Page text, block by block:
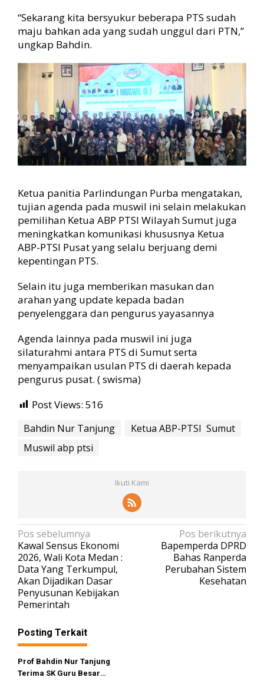
“Sekarang kita bersyukur beberapa PTS sudah
maju bahkan ada yang sudah unggul dari PTN,”
ungkap Bahdin.
Ketua panitia Parlindungan Purba mengatakan,
tujian agenda pada muswil ini selain melakukan
pemilihan Ketua ABP PTSI Wilayah Sumut juga
meningkatkan komunikasi khususnya Ketua
ABP-PTSI Pusat yang selalu berjuang demi
kepentingan PTS.
Selain itu juga memberikan masukan dan
arahan yang update kepada badan
penyelenggara dan pengurus yayasannya
Agenda lainnya pada muswil ini juga
silaturahmi antara PTS di Sumut serta
menyampaikan usulan PTS di daerah kepada
pengurus pusat. ( swisma)
Post Views: 516
Bahdin Nur Tanjung
Ketua ABP-PTSI Sumut
Muswil abp ptsi
Ikuti Kami
N
a
v
i
g
s
i
p
Pos sebelumnya
Kawal Sensus Ekonomi
2026, Wali Kota Medan :
Data Yang Terkumpul,
Akan Dijadikan Dasar
Penyusunan Kebijakan
Pemerintah
Pos berikutnya
Bapemperda DPRD
Bahas Ranperda
Perubahan Sistem
Kesehatan
Posting Terkait
Prof Bahdin Nur Tanjung
Terima SK Guru Besar